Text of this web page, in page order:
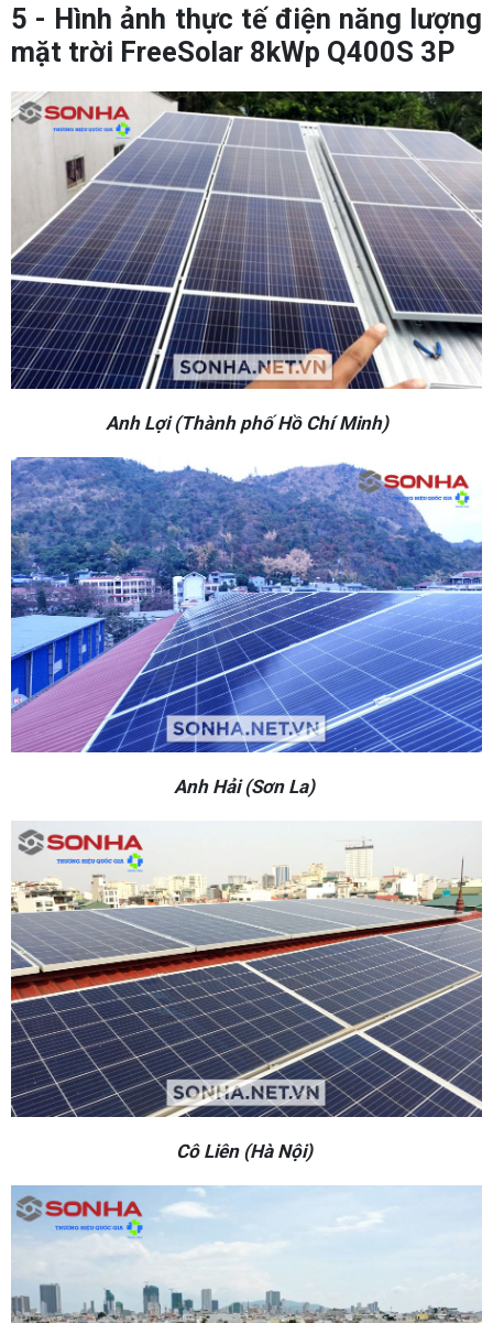
5 - Hình ảnh thực tế điện năng lượng
mặt trời FreeSolar 8kWp Q400S 3P
Anh Lợi (Thành phố Hồ Chí Minh)
Anh Hải (Sơn La)
Cô Liên (Hà Nội)